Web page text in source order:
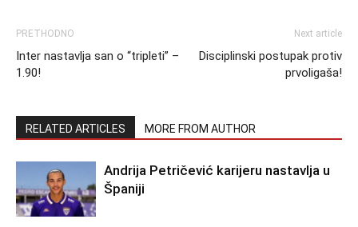
PRETHODNO
Inter nastavlja san o “tripleti” –
1.90!
Next article
Disciplinski postupak protiv
prvoligaša!
RELATED ARTICLES MORE FROM AUTHOR
Andrija Petričević karijeru nastavlja u
Španiji